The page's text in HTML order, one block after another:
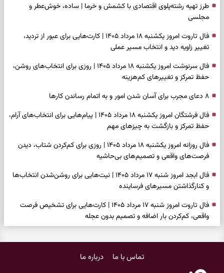
طرز تهیه رشته‌پلوی اقتصادی با کشمش و خرما | ساده، خوش‌عطر و
مجلسی
فال تاروت امروز یکشنبه ۱۸ مرداد ۱۴۰۵ | کارت‌هایی برای عبور از تردید،
تغییر زاویه دید و انتخاب مسیر عملی
فال سرنوشت امروز یکشنبه ۱۸ مرداد ۱۴۰۵ | روزی برای انتخاب‌های روشن،
حفظ تمرکز و تغییرهای کم‌هزینه
۸ دعای مجرب برای آسان شدن امور و به اتمام رساندن کار‌ها
فال فرشتگان امروز یکشنبه ۱۸ مرداد ۱۴۰۵ | پیام‌هایی برای انتخاب‌های آرام،
حفظ تمرکز و بازگشت به چیزهای مهم
فال روزانه امروز یکشنبه ۱۸ مرداد ۱۴۰۵ | روزی برای کم‌کردن شتاب، دیدن
فرصت‌های واقعی و تصمیم‌های بی‌حاشیه
فال ابجد امروز شنبه ۱۷ مرداد ۱۴۰۵ | نیت‌هایی برای روشن‌شدن انتخاب‌ها
و کنارگذاشتن مسیرهای فرساینده
فال تاروت امروز شنبه ۱۷ مرداد ۱۴۰۵ | کارت‌هایی برای تشخیص فرصت
واقعی، کم‌کردن بار اضافه و تصمیم بدون عجله
تماس با ما درباره ما